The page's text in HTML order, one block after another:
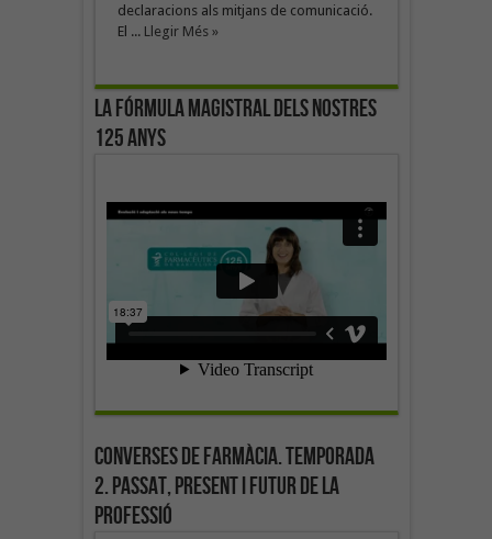
declaracions als mitjans de comunicació.
El ... Llegir Més »
La fórmula magistral dels nostres
125 anys
Converses de farmàcia. Temporada
2. Passat, present i futur de la
professió